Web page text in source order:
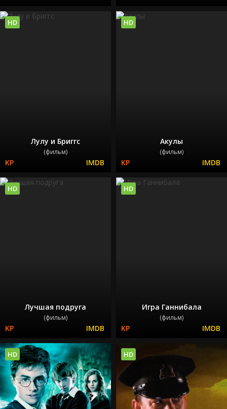
Лулу и Бриггс
(фильм)
HD
Акулы
(фильм)
HD
Лучшая подруга
(фильм)
HD
Игра Ганнибала
(фильм)
HD
HD HD